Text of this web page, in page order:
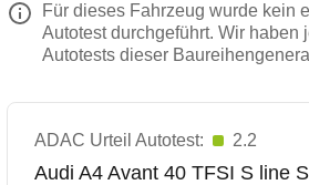
Für dieses Fahrzeug wurde kein
Autotest durchgeführt. Wir haben
Autotests dieser
ADAC Urteil Autotest: 2.2
Audi A4 Avant 40 TFSI S line